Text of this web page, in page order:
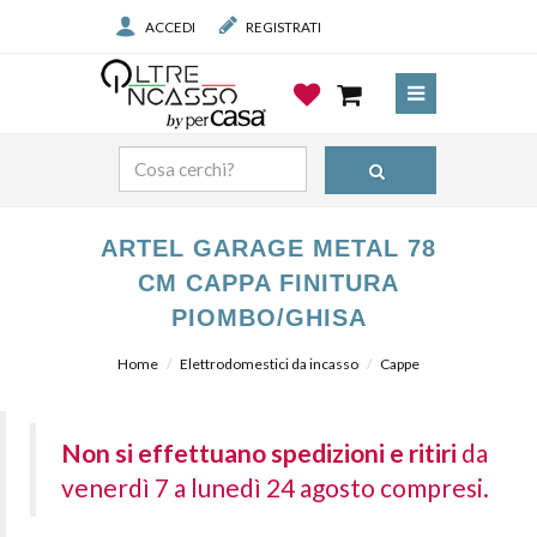
ACCEDI REGISTRATI
ARTEL GARAGE METAL 78
CM CAPPA FINITURA
PIOMBO/GHISA
Home Elettrodomestici da incasso Cappe
Non si effettuano spedizioni e ritiri da
venerdì 7 a lunedì 24 agosto compresi.